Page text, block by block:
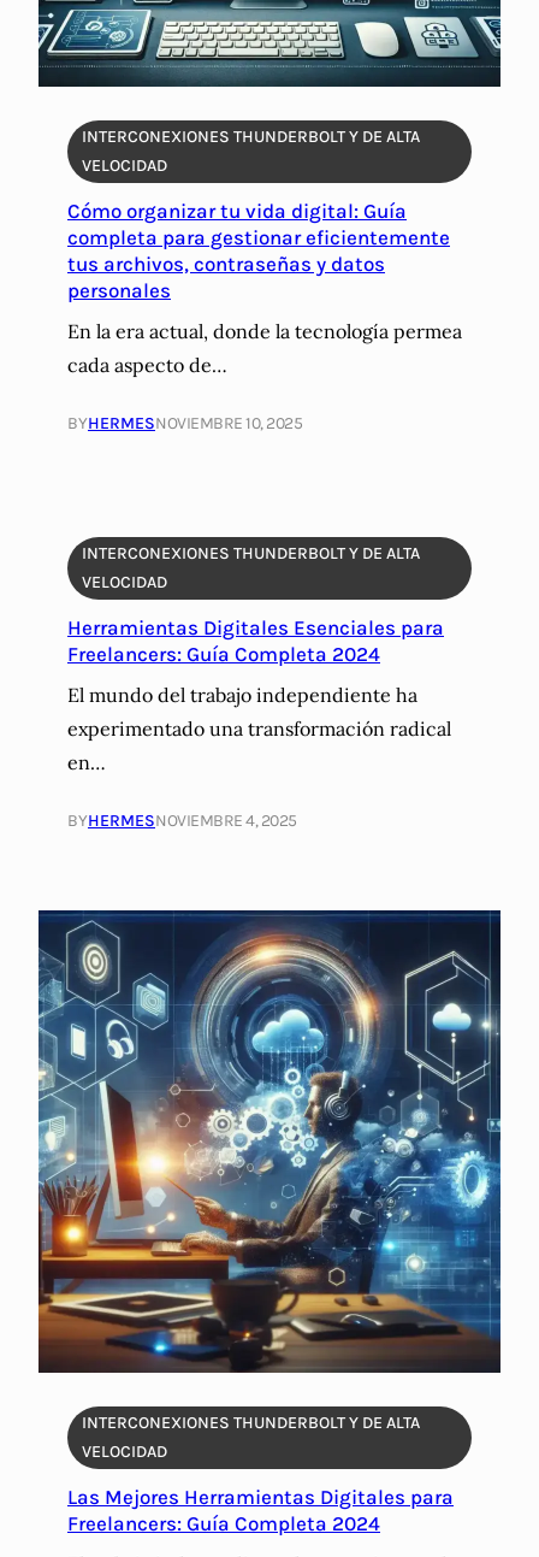
INTERCONEXIONES THUNDERBOLT Y DE ALTA
VELOCIDAD
Cómo organizar tu vida digital: Guía
completa para gestionar eficientemente
tus archivos, contraseñas y datos
personales
En la era actual, donde la tecnología permea
cada aspecto de…
BYHERMESNOVIEMBRE 10, 2025
INTERCONEXIONES THUNDERBOLT Y DE ALTA
VELOCIDAD
Herramientas Digitales Esenciales para
Freelancers: Guía Completa 2024
El mundo del trabajo independiente ha
experimentado una transformación radical
en…
BYHERMESNOVIEMBRE 4, 2025
INTERCONEXIONES THUNDERBOLT Y DE ALTA
VELOCIDAD
Las Mejores Herramientas Digitales para
Freelancers: Guía Completa 2024